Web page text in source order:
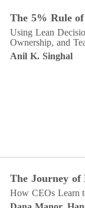
The 5% Rule
Using Lean
Ownership, and
Anil K. Singhal
The Journey of
How CEOs Learn